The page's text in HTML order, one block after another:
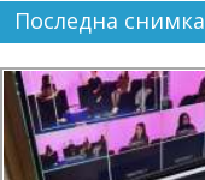
Последна снимка